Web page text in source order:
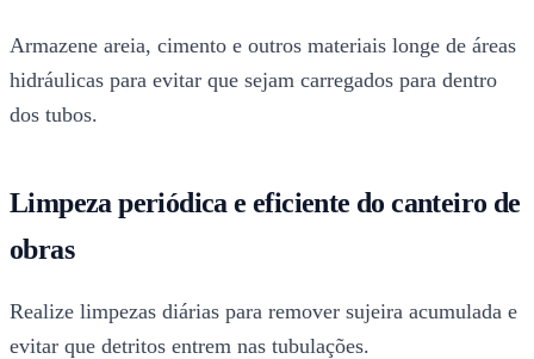
Armazene areia, cimento e outros materiais longe de áreas
hidráulicas para evitar que sejam carregados para dentro
dos tubos.
Limpeza periódica e eficiente do canteiro de
obras
Realize limpezas diárias para remover sujeira acumulada e
evitar que detritos entrem nas tubulações.